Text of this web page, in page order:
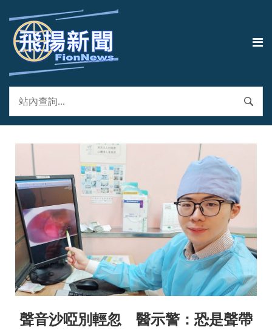
聲音沙啞別輕忽 醫示警：恐是聲帶